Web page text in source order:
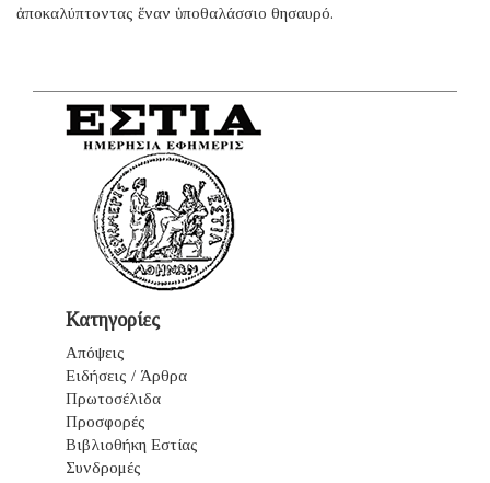
ἀποκαλύπτοντας ἕναν ὑποθαλάσσιο θησαυρό.
Κατηγορίες
Απόψεις
Ειδήσεις / Άρθρα
Πρωτοσέλιδα
Προσφορές
Βιβλιοθήκη Εστίας
Συνδρομές